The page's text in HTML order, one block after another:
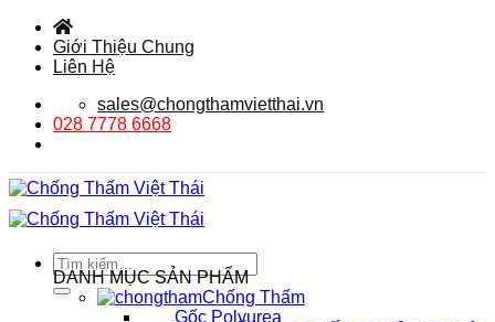
qua
Giới Thiệu Chung
Liên Hệ
sales@chongthamvietthai.vn
028 7778 6668
Tìm
kiếm:
DANH MỤC SẢN PHẨM
Chống Thấm
Gốc Polyurea